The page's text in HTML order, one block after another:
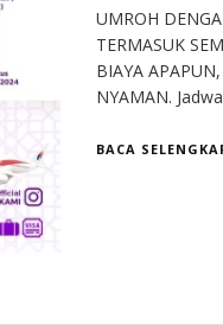
UMROH
TERMASUK
BIAYA
NYAMAN.
BACA